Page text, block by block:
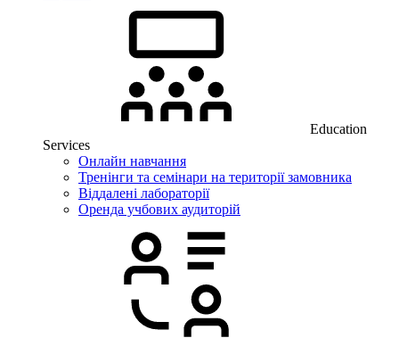
Education
Services
Онлайн навчання
Тренінги та семінари на території замовника
Віддалені лабораторії
Оренда учбових аудиторій